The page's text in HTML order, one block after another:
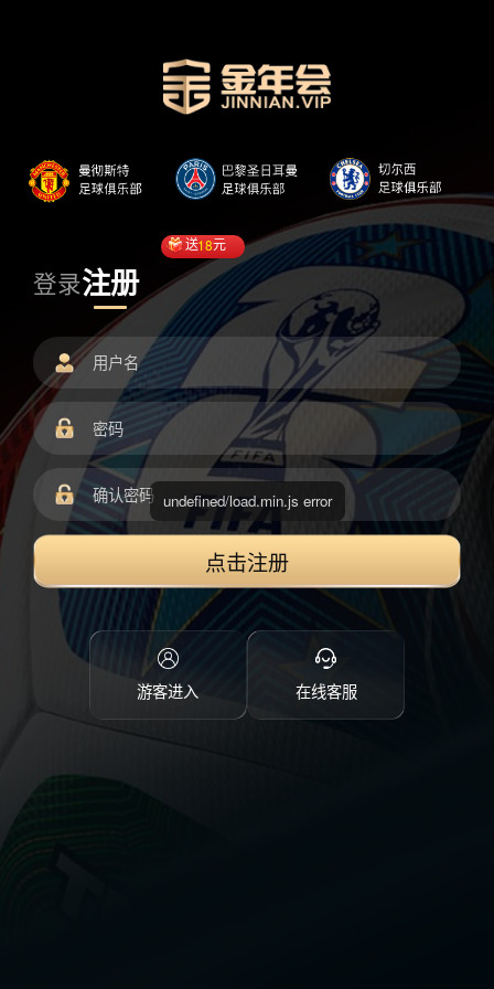
登录注册
送18元
点击注册
游客进入 在线客服